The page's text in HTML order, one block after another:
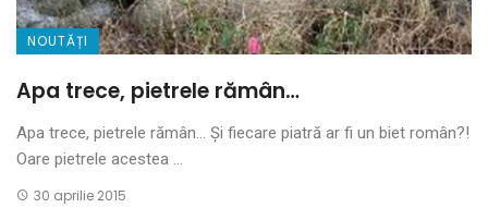
NOUTĂȚI
Apa trece, pietrele rămân…
Apa trece, pietrele rămân… Și fiecare piatră ar fi un biet român?!
Oare pietrele acestea ...
30 aprilie 2015